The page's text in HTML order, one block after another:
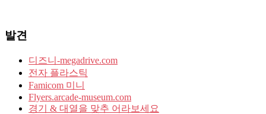
발견
디즈니-megadrive.com
전자 플라스틱
Famicom 미니
Flyers.arcade-museum.com
경기 & 대열을 맞추 어라보세요